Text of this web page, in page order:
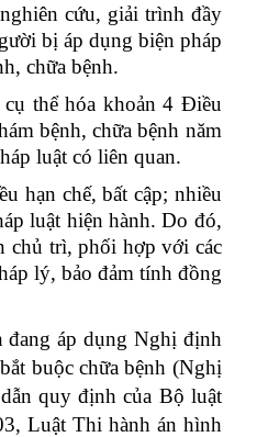
cứu, giải trình đầy
bị áp dụng biện pháp
chữa bệnh.
thể hóa khoản 4 Điều
bệnh, chữa bệnh năm
luật có liên quan.
hạn chế, bất cập; nhiều
luật hiện hành. Do đó,
chủ trì, phối hợp với các
lý, bảo đảm tính đồng
đang áp dụng Nghị định
buộc chữa bệnh (Nghị
quy định của Bộ luật
Luật Thi hành án hình